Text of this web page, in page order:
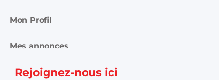
Mon Profil
Mes annonces
Rejoignez-nous ici